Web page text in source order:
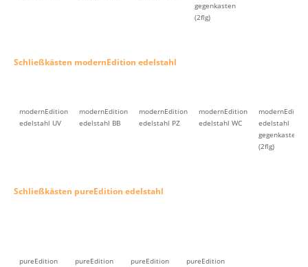
gegenkasten
(2flg)
Schließkästen modernEdition edelstahl
modernEdition
edelstahl UV
modernEdition
edelstahl BB
modernEdition
edelstahl PZ
modernEdition
edelstahl WC
modernEdition
edelstahl
gegenkasten
(2flg)
Schließkästen pureEdition edelstahl
pureEdition
pureEdition
pureEdition
pureEdition